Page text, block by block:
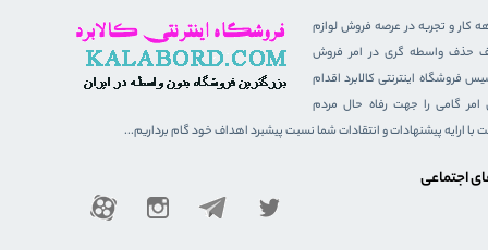
کار و تجربه در عرصه فروش لوازم
حذف واسطه گری در امر فروش
فروشگاه اینترنتی کالابرد اقدام
امر گامی را جهت رفاه حال مردم
با ارایه پیشنهادات و انتقادات شما نسبت پیشبرد اهداف خود گام برداریم...
اجتماعی